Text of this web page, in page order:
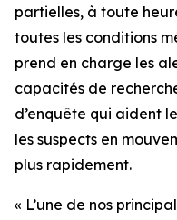
partielles, à toute
toutes les conditions
prend en charge les
capacités de
d’enquête qui aident
les suspects en
plus rapidement.
« L’une de nos